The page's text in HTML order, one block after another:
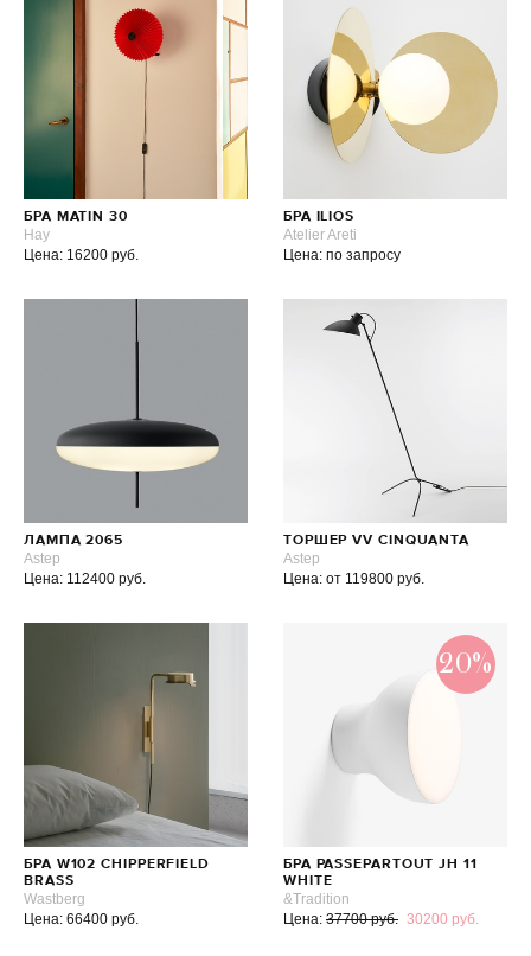
БРА MATIN 30
Hay
Цена: 16200 руб.
БРА ILIOS
Atelier Areti
Цена: по запросу
ЛАМПА 2065
Astep
Цена: 112400 руб.
ТОРШЕР VV CINQUANTA
Astep
Цена: от 119800 руб.
БРА W102 CHIPPERFIELD
BRASS
Wastberg
Цена: 66400 руб.
20%
БРА PASSEPARTOUT JH 11
WHITE
&Tradition
Цена: 37700 руб. 30200 руб.